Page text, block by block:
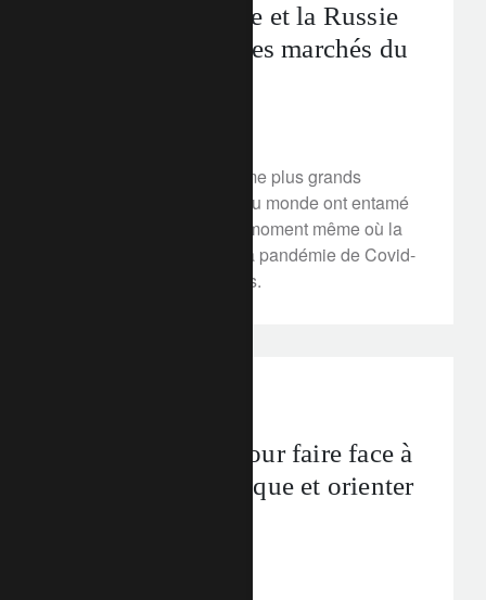
L'Arabie saoudite et la Russie
font un pari sur les marchés du
Les deuxième et troisième plus grands
producteurs de pétrole du monde ont entamé
une guerre des prix, au moment même où la
demande chute et que la pandémie de Covid-
19 ralentit les économies.
Des politiques pour faire face à
l’urgence climatique et orienter